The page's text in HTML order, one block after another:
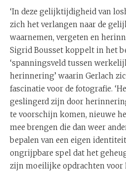
‘In deze gelijktijdigheid van
zich het verlangen naar de
waarnemen, vergeten en
Sigrid Bousset koppelt in het
‘spanningsveld tussen
herinnering’ waarin Gerlach
fascinatie voor de fotografie.
geslingerd zijn door
te voorschijn komen, nieuwe
mee brengen die dan weer
bepalen van een eigen
ongrijpbare spel dat het
zijn moeilijke opdrachten voor